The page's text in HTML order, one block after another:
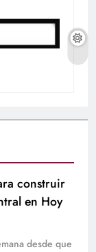
construir
en Hoy
desde que